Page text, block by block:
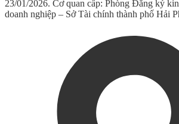
23/01/2026. Cơ quan cấp: Phòng Đăng ký
doanh nghiệp – Sở Tài chính thành phố Hải